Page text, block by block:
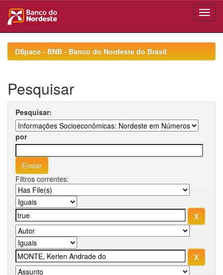
navigationDSpace - BNB - Banco do Nordeste do Brasil
Pesquisar
Pesquisar:
por
Filtros correntes: